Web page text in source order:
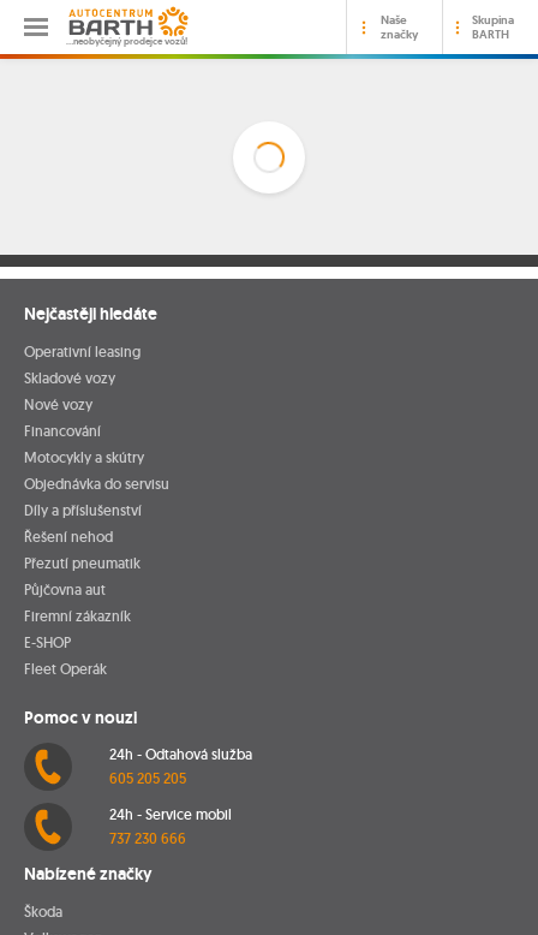
…neobyčejný prodejce vozů!
Naše
značky
Skupina
BARTH
Nejčastěji hledáte
Operativní leasing
Skladové vozy
Nové vozy
Financování
Motocykly a skútry
Objednávka do servisu
Díly a příslušenství
Řešení nehod
Přezutí pneumatik
Půjčovna aut
Firemní zákazník
E-SHOP
Fleet Operák
Pomoc v nouzi
24h - Odtahová služba
605 205 205
24h - Service mobil
737 230 666
Nabízené značky
Škoda